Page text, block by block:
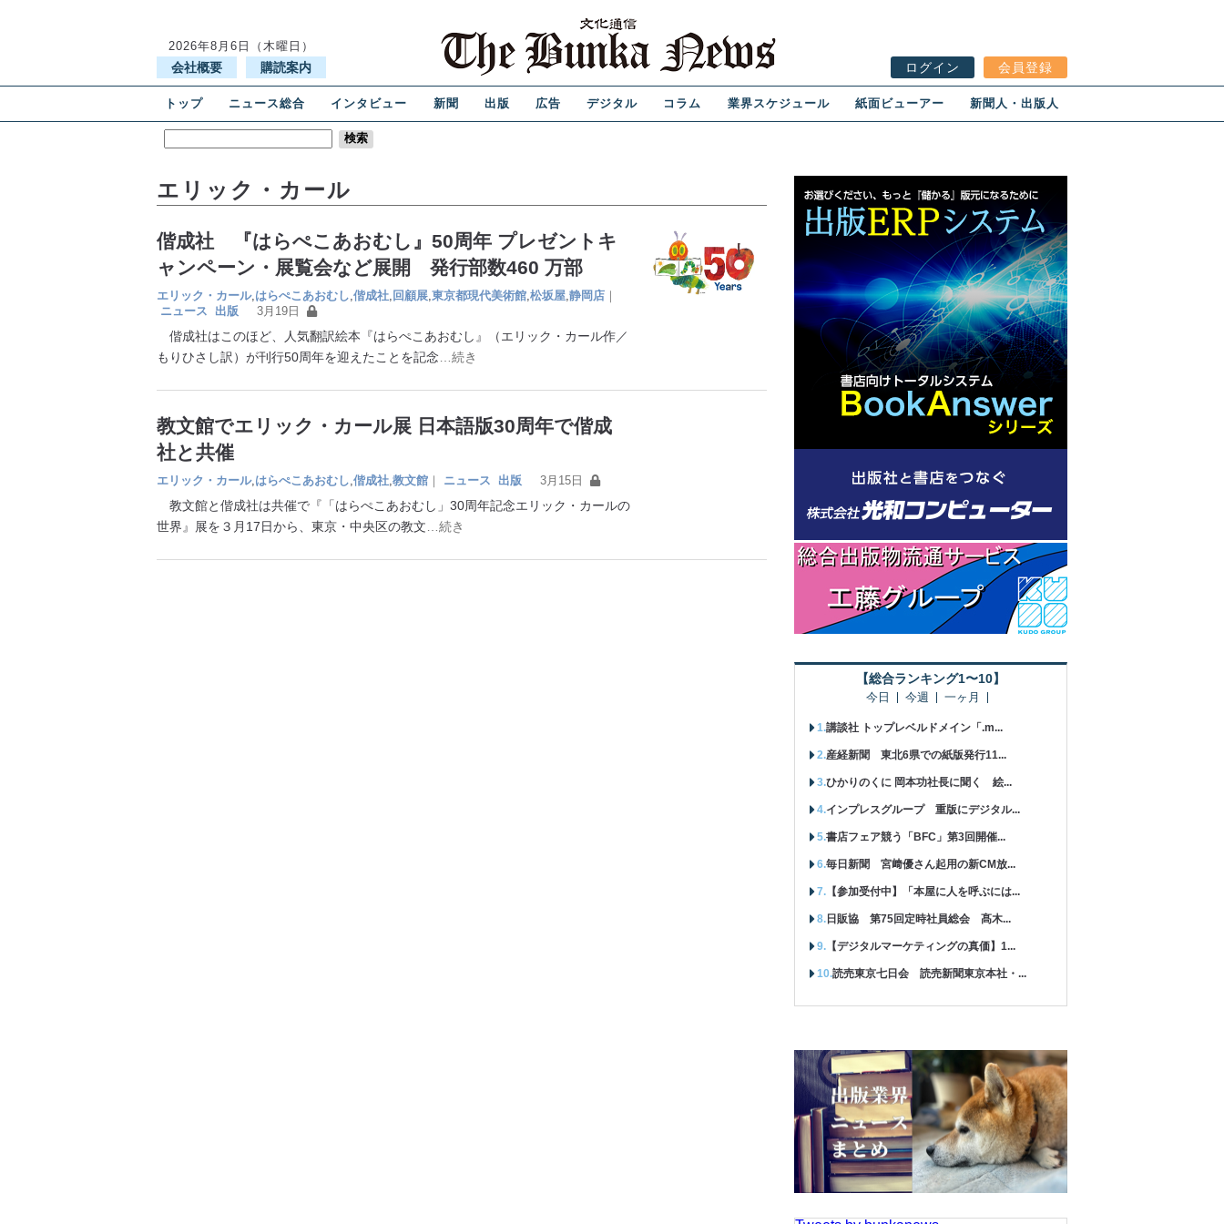
2026年8月6日（木曜日）
会社概要 購読案内 ログイン 会員登録
トップ ニュース総合 インタビュー 新聞 出版 広告 デジタル コラム 業界スケジュール 紙面ビューアー 新聞人・出版人
エリック・カール
偕成社 『はらぺこあおむし』50周年 プレゼントキ
ャンペーン・展覧会など展開 発行部数460 万部
エリック・カール,はらぺこあおむし,偕成社, 回顧展,東京都現代美術館,松坂屋,静岡店 ｜
ニュース
出版 3月19日
偕成社はこのほど、人気翻訳絵本『はらぺこあおむし』（エリック・カール作／
もりひさし訳）が刊行50周年を迎えたことを記念 …続き
教文館でエリック・カール展 日本語版30周年で偕成
社と共催
エリック・カール,はらぺこあおむし,偕成社,教文館 ｜ ニュース 出版 3月15日
教文館と偕成社は共催で『「はらぺこあおむし」30周年記念エリック・カールの
世界』展を３月17日から、東京・中央区の教文 …続き
【総合ランキング1〜10】
今日 今週 一ヶ月
講談社 トップレベルドメイン「.m...
産経新聞 東北6県での紙版発行11...
ひかりのくに 岡本功社長に聞く 絵...
インプレスグループ 重版にデジタル...
書店フェア競う「BFC」第3回開催...
毎日新聞 宮﨑優さん起用の新CM放...
【参加受付中】「本屋に人を呼ぶには...
日販協 第75回定時社員総会 髙木...
【デジタルマーケティングの真価】1...
読売東京七日会 読売新聞東京本社・...